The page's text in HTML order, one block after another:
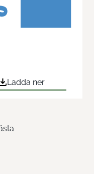
Ladda ner